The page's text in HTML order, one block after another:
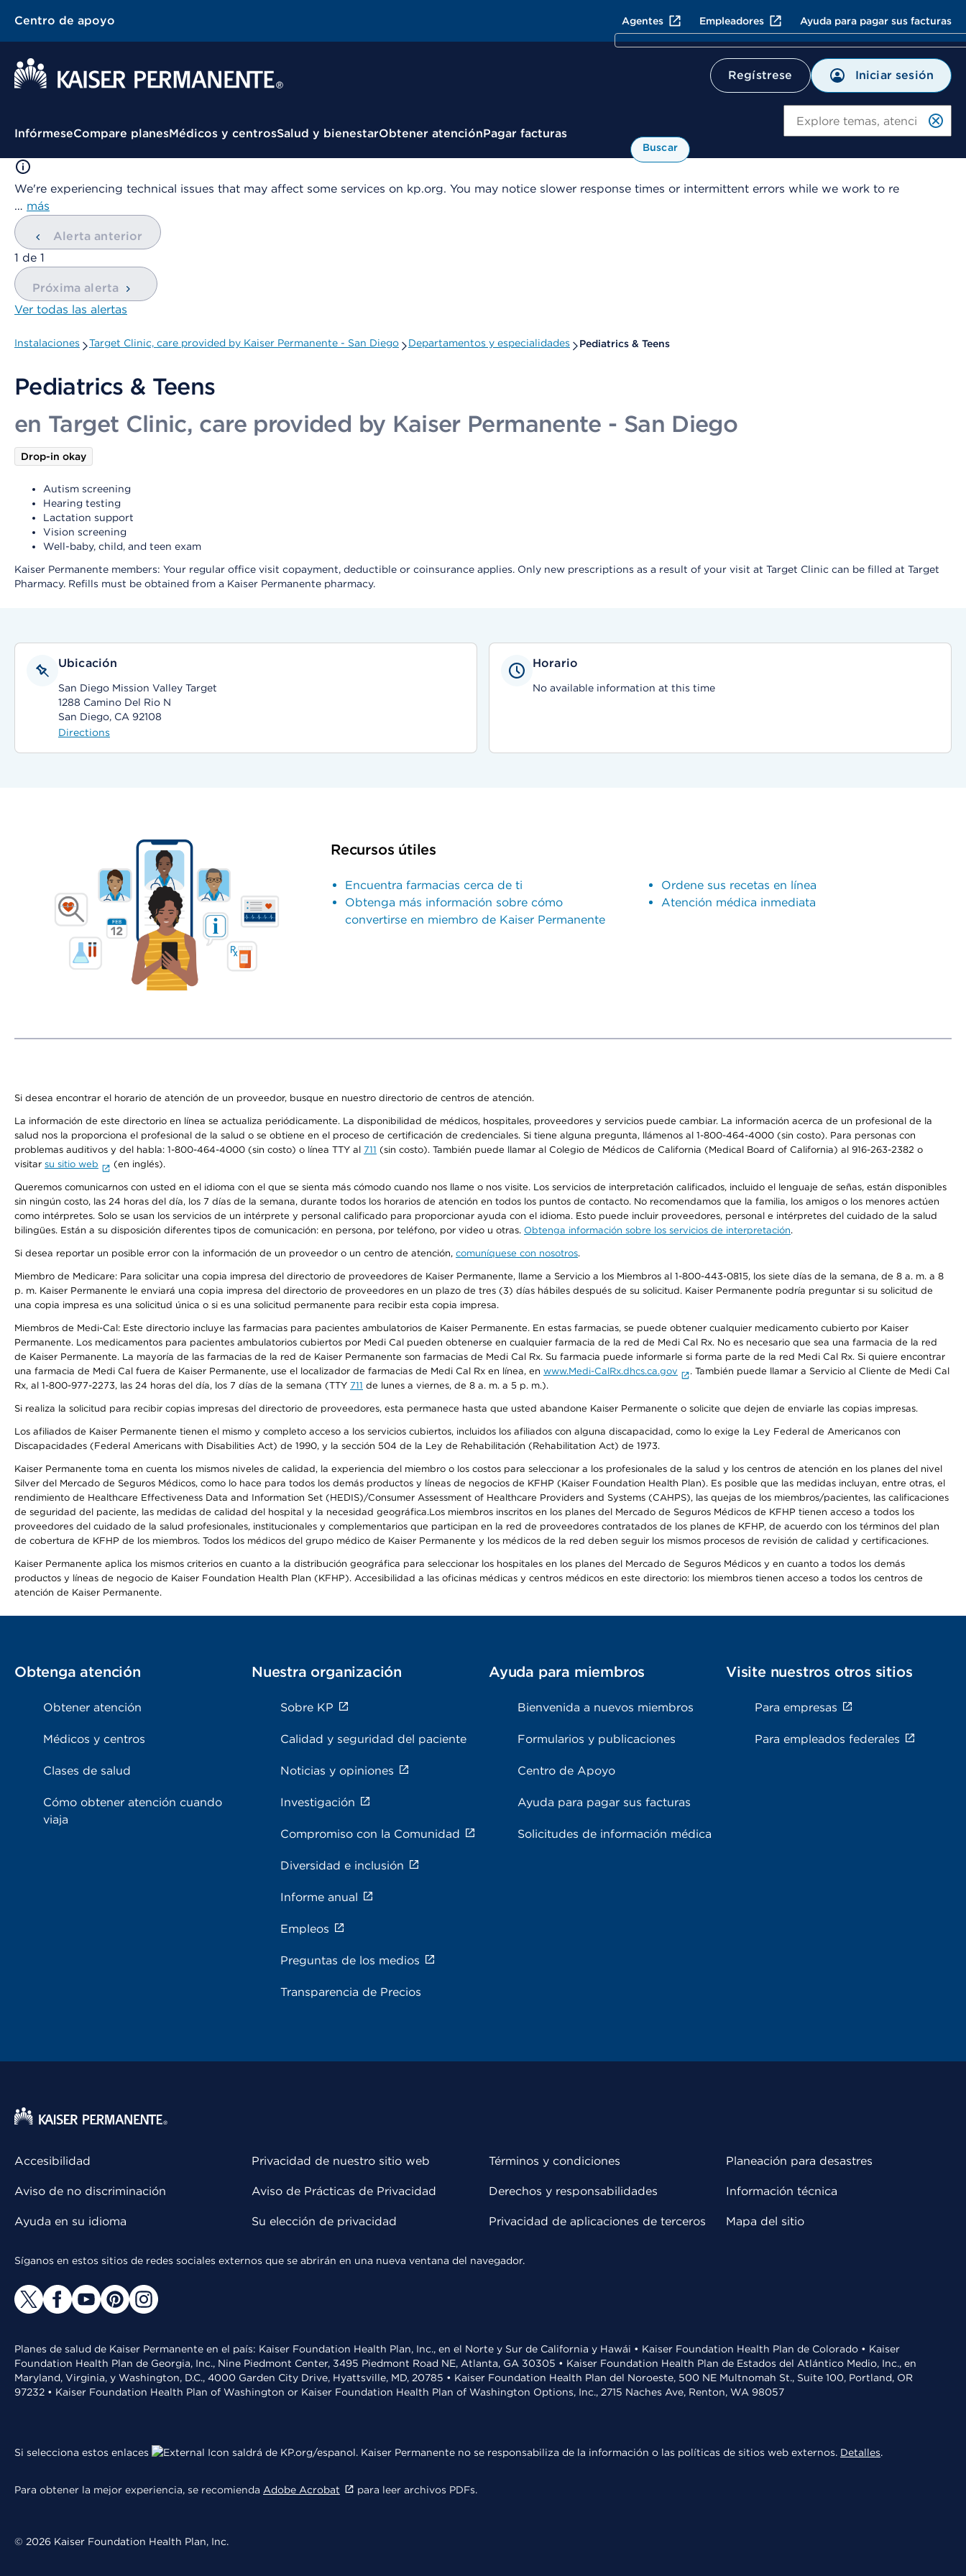
Centro de apoyo Agentes Empleadores Ayuda para pagar sus facturas
Regístrese Iniciar sesión
Menú contextual
InfórmeseCompare planesMédicos y centrosSalud y bienestarObtener atenciónPagar facturas
Buscar
We're experiencing technical issues that may affect some services on kp.org. You may notice slower response times or intermittent errors while we work to re
… más
Alerta anterior
mostrando
1 de 1
Próxima alerta
Ver todas las alertas
Instalaciones Target Clinic, care provided by Kaiser Permanente - San Diego Departamentos y especialidades Pediatrics & Teens
Pediatrics & Teens
en Target Clinic, care provided by Kaiser Permanente - San Diego
Drop-in okay
Autism screening
Hearing testing
Lactation support
Vision screening
Well-baby, child, and teen exam
Kaiser Permanente members: Your regular office visit copayment, deductible or coinsurance applies. Only new prescriptions as a result of your visit at Target Clinic can be filled at Target
Pharmacy. Refills must be obtained from a Kaiser Permanente pharmacy.
Ubicación
San Diego Mission Valley Target
1288 Camino Del Rio N
San Diego, CA 92108
Directions
Horario
No available information at this time
Recursos útiles
Encuentra farmacias cerca de ti
Obtenga más información sobre cómo
convertirse en miembro de Kaiser Permanente
Ordene sus recetas en línea
Atención médica inmediata
Si desea encontrar el horario de atención de un proveedor, busque en nuestro directorio de centros de atención.
La información de este directorio en línea se actualiza periódicamente. La disponibilidad de médicos, hospitales, proveedores y servicios puede cambiar. La información acerca de un profesional de la
salud nos la proporciona el profesional de la salud o se obtiene en el proceso de certificación de credenciales. Si tiene alguna pregunta, llámenos al 1-800-464-4000 (sin costo). Para personas con
problemas auditivos y del habla: 1-800-464-4000 (sin costo) o línea TTY al 711 (sin costo). También puede llamar al Colegio de Médicos de California (Medical Board of California) al 916-263-2382 o
visitar su sitio web (en inglés).
Queremos comunicarnos con usted en el idioma con el que se sienta más cómodo cuando nos llame o nos visite. Los servicios de interpretación calificados, incluido el lenguaje de señas, están disponibles
sin ningún costo, las 24 horas del día, los 7 días de la semana, durante todos los horarios de atención en todos los puntos de contacto. No recomendamos que la familia, los amigos o los menores actúen
como intérpretes. Solo se usan los servicios de un intérprete y personal calificado para proporcionar ayuda con el idioma. Esto puede incluir proveedores, personal e intérpretes del cuidado de la salud
bilingües. Están a su disposición diferentes tipos de comunicación: en persona, por teléfono, por video u otras. Obtenga información sobre los servicios de interpretación.
Si desea reportar un posible error con la información de un proveedor o un centro de atención, comuníquese con nosotros.
Miembro de Medicare: Para solicitar una copia impresa del directorio de proveedores de Kaiser Permanente, llame a Servicio a los Miembros al 1-800-443-0815, los siete días de la semana, de 8 a. m. a 8
p. m. Kaiser Permanente le enviará una copia impresa del directorio de proveedores en un plazo de tres (3) días hábiles después de su solicitud. Kaiser Permanente podría preguntar si su solicitud de
una copia impresa es una solicitud única o si es una solicitud permanente para recibir esta copia impresa.
Miembros de Medi-Cal: Este directorio incluye las farmacias para pacientes ambulatorios de Kaiser Permanente. En estas farmacias, se puede obtener cualquier medicamento cubierto por Kaiser
Permanente. Los medicamentos para pacientes ambulatorios cubiertos por Medi Cal pueden obtenerse en cualquier farmacia de la red de Medi Cal Rx. No es necesario que sea una farmacia de la red
de Kaiser Permanente. La mayoría de las farmacias de la red de Kaiser Permanente son farmacias de Medi Cal Rx. Su farmacia puede informarle si forma parte de la red Medi Cal Rx. Si quiere encontrar
una farmacia de Medi Cal fuera de Kaiser Permanente, use el localizador de farmacias de Medi Cal Rx en línea, en www.Medi-CalRx.dhcs.ca.gov
. También puede llamar a Servicio al Cliente de Medi Cal
Rx, al 1-800-977-2273, las 24 horas del día, los 7 días de la semana (TTY 711 de lunes a viernes, de 8 a. m. a 5 p. m.).
Si realiza la solicitud para recibir copias impresas del directorio de proveedores, esta permanece hasta que usted abandone Kaiser Permanente o solicite que dejen de enviarle las copias impresas.
Los afiliados de Kaiser Permanente tienen el mismo y completo acceso a los servicios cubiertos, incluidos los afiliados con alguna discapacidad, como lo exige la Ley Federal de Americanos con
Discapacidades (Federal Americans with Disabilities Act) de 1990, y la sección 504 de la Ley de Rehabilitación (Rehabilitation Act) de 1973.
Kaiser Permanente toma en cuenta los mismos niveles de calidad, la experiencia del miembro o los costos para seleccionar a los profesionales de la salud y los centros de atención en los planes del nivel
Silver del Mercado de Seguros Médicos, como lo hace para todos los demás productos y líneas de negocios de KFHP (Kaiser Foundation Health Plan). Es posible que las medidas incluyan, entre otras, el
rendimiento de Healthcare Effectiveness Data and Information Set (HEDIS)/Consumer Assessment of Healthcare Providers and Systems (CAHPS), las quejas de los miembros/pacientes, las calificaciones
de seguridad del paciente, las medidas de calidad del hospital y la necesidad geográfica.Los miembros inscritos en los planes del Mercado de Seguros Médicos de KFHP tienen acceso a todos los
proveedores del cuidado de la salud profesionales, institucionales y complementarios que participan en la red de proveedores contratados de los planes de KFHP, de acuerdo con los términos del plan
de cobertura de KFHP de los miembros. Todos los médicos del grupo médico de Kaiser Permanente y los médicos de la red deben seguir los mismos procesos de revisión de calidad y certificaciones.
Kaiser Permanente aplica los mismos criterios en cuanto a la distribución geográfica para seleccionar los hospitales en los planes del Mercado de Seguros Médicos y en cuanto a todos los demás
productos y líneas de negocio de Kaiser Foundation Health Plan (KFHP). Accesibilidad a las oficinas médicas y centros médicos en este directorio: los miembros tienen acceso a todos los centros de
atención de Kaiser Permanente.
Obtenga atención
Obtener atención
Médicos y centros
Clases de salud
Cómo obtener atención cuando
viaja
Nuestra organización
Sobre KP
Calidad y seguridad del paciente
Noticias y opiniones
Investigación
Compromiso con la Comunidad
Diversidad e inclusión
Informe anual
Empleos
Preguntas de los medios
Transparencia de Precios
Ayuda para miembros
Bienvenida a nuevos miembros
Formularios y publicaciones
Centro de Apoyo
Ayuda para pagar sus facturas
Solicitudes de información médica
Visite nuestros otros sitios
Para empresas
Para empleados federales
Accesibilidad
Aviso de no discriminación
Ayuda en su idioma
Privacidad de nuestro sitio web
Aviso de Prácticas de Privacidad
Su elección de privacidad
Términos y condiciones
Derechos y responsabilidades
Privacidad de aplicaciones de terceros
Planeación para desastres
Información técnica
Mapa del sitio
Síganos en estos sitios de redes sociales externos que se abrirán en una nueva ventana del navegador.
Planes de salud de Kaiser Permanente en el país: Kaiser Foundation Health Plan, Inc., en el Norte y Sur de California y Hawái • Kaiser Foundation Health Plan de Colorado • Kaiser
Foundation Health Plan de Georgia, Inc., Nine Piedmont Center, 3495 Piedmont Road NE, Atlanta, GA 30305 • Kaiser Foundation Health Plan de Estados del Atlántico Medio, Inc., en
Maryland, Virginia, y Washington, D.C., 4000 Garden City Drive, Hyattsville, MD, 20785 • Kaiser Foundation Health Plan del Noroeste, 500 NE Multnomah St., Suite 100, Portland, OR
97232 • Kaiser Foundation Health Plan of Washington or Kaiser Foundation Health Plan of Washington Options, Inc., 2715 Naches Ave, Renton, WA 98057
Si selecciona estos enlaces saldrá de KP.org/espanol. Kaiser Permanente no se responsabiliza de la información o las políticas de sitios web externos. Detalles.
Para obtener la mejor experiencia, se recomienda Adobe Acrobat para leer archivos PDFs.
© 2026 Kaiser Foundation Health Plan, Inc.